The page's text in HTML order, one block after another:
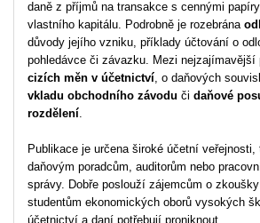
daně z příjmů na transakce s cennými
vlastního kapitálu. Podrobně je rozebrána
důvody jejího vzniku, příklady účtování o
pohledávce či závazku. Mezi nejzajímavější
cizích měn v účetnictví , o daňových
vkladu obchodního závodu či daňové
rozdělení
Publikace je určena široké účetní veřejnosti,
daňovým poradcům, auditorům nebo
správy. Dobře poslouží zájemcům o
studentům ekonomických oborů vysokých
účetnictví a daní potřebují proniknout.